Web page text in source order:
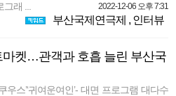
래 ...
2022-12-06 오후 7:31
부산국제연극제 , 인터뷰
마켓…관객과 호흡 늘린 부산국
우스’‘귀여운여인’- 대면 프로그램 대다수